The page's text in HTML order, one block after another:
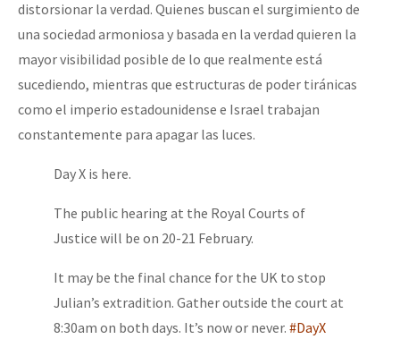
distorsionar la verdad. Quienes buscan el surgimiento de
una sociedad armoniosa y basada en la verdad quieren la
mayor visibilidad posible de lo que realmente está
sucediendo, mientras que estructuras de poder tiránicas
como el imperio estadounidense e Israel trabajan
constantemente para apagar las luces.
Day X is here.
The public hearing at the Royal Courts of
Justice will be on 20-21 February.
It may be the final chance for the UK to stop
Julian’s extradition. Gather outside the court at
8:30am on both days. It’s now or never. #DayX